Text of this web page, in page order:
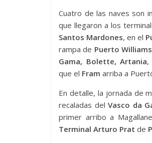
Cuatro de las naves son
que llegaron a los
Santos Mardones, en el
rampa de Puerto Williams
Gama, Bolette, Artania,
que el Fram arriba a
En detalle, la jornada de
recaladas delVasco da
primer arribo a
Terminal Arturo Prat de